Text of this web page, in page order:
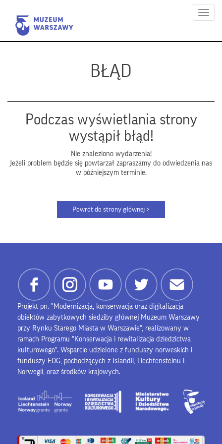
Menu
BŁĄD
Podczas wyświetlania strony
wystąpił błąd!
Nie znaleziono wydarzenia!
Jeżeli problem będzie się powtarzał zapraszamy do odwiedzenia nas
w późniejszym terminie.
Projekt pn. "Modernizacja, konserwacja oraz digitalizacja
obiektów zabytkowych siedziby głównej Muzeum Warszawy
przy Rynku Starego Miasta w Warszawie", realizowany w
ramach Programu "Konserwacja i rewitalizacja dziedzictwa
kulturowego". Wsparcie udzielone z funduszy norweskich i
funduszy EOG, pochodzących z Islandii, Liechtensteinu i
Norwegii, oraz środków krajowych.